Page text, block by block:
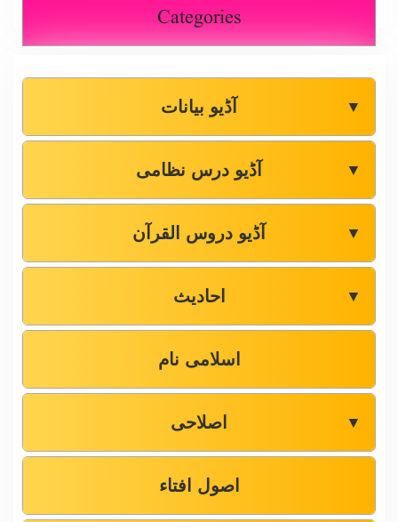
Categories
آڈیو بیانات ▼
آڈیو درس نظامی ▼
آڈیو دروس القرآن ▼
احادیث ▼
اسلامی نام
اصلاحی ▼
اصول افتاء